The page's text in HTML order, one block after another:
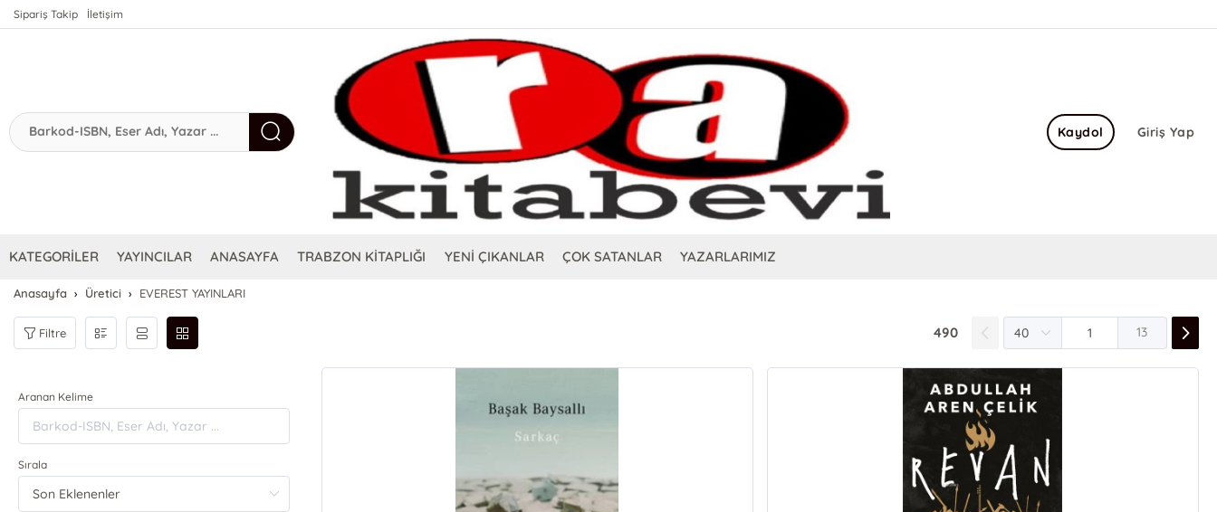
Sipariş Takip İletişim
Giriş Yap
Kaydol
KATEGORİLER YAYINCILAR ANASAYFA TRABZON KİTAPLIĞI YENİ ÇIKANLAR ÇOK SATANLAR YAZARLARIMIZ
Anasayfa Üretici EVEREST YAYINLARI
Filtre 490 13
Aranan Kelime
Sırala